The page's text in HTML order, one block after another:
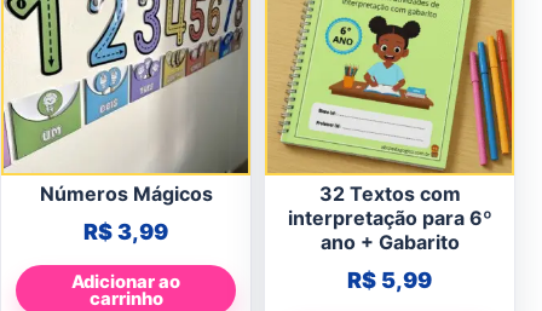
Números Mágicos
R$3,99
Adicionar ao
carrinho
32 Textos com
interpretação para 6º
ano + Gabarito
R$ 5,99